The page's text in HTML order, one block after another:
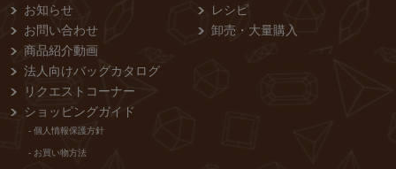
お知らせ
お問い合わせ
商品紹介動画
法人向けバッグカタログ
リクエストコーナー
レシピ
卸売・⼤量購⼊
ショッピングガイド
- 個⼈情報保護⽅針
- お買い物⽅法